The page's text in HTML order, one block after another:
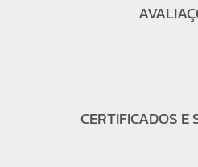
CERTIFICADOS E